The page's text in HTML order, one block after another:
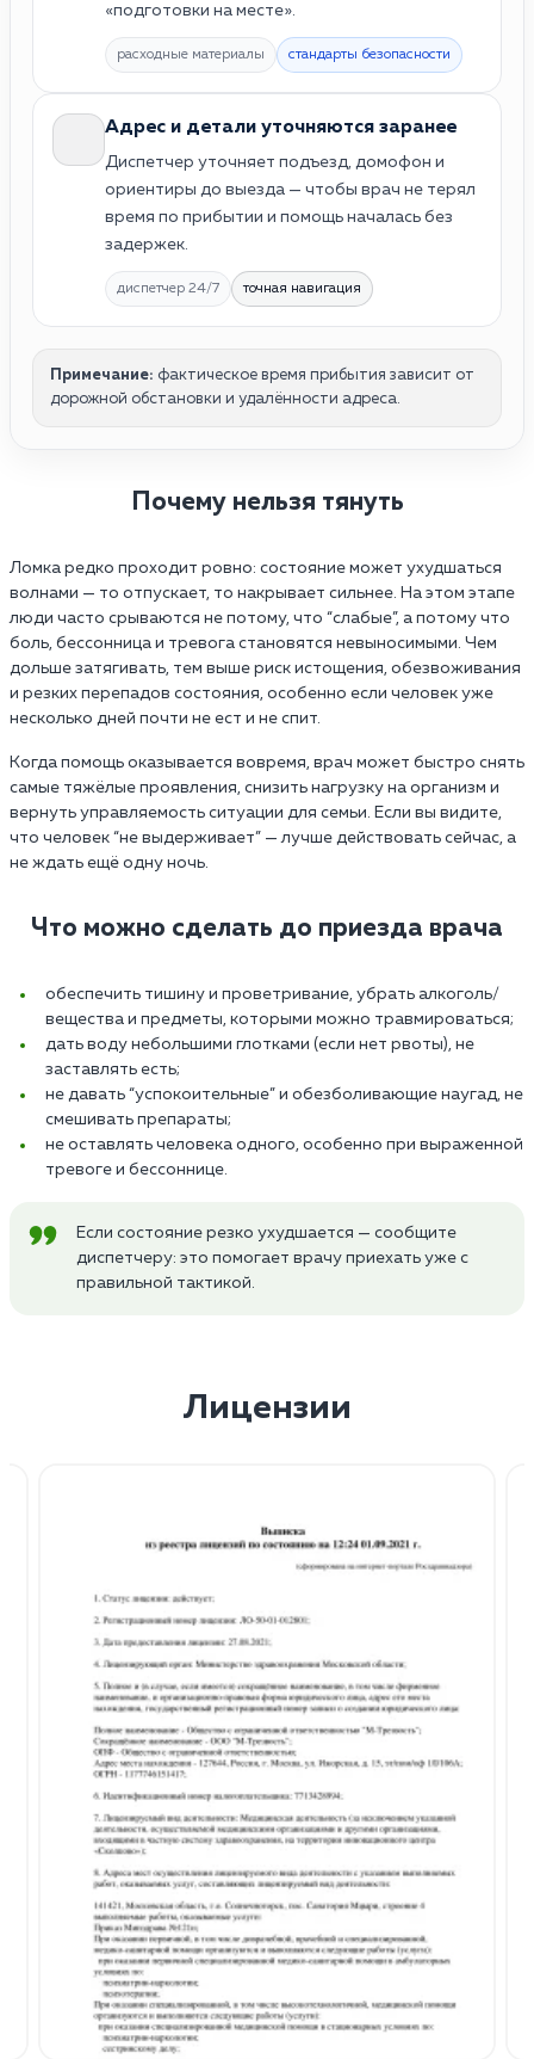
«подготовки на месте».
расходные материалы стандарты безопасности
Адрес и детали уточняются заранее
Диспетчер уточняет подъезд, домофон и
ориентиры до выезда — чтобы врач не терял
время по прибытии и помощь началась без
задержек.
диспетчер 24/7 точная навигация
Примечание: фактическое время прибытия зависит от
дорожной обстановки и удалённости адреса.
Почему нельзя тянуть
Ломка редко проходит ровно: состояние может ухудшаться
волнами — то отпускает, то накрывает сильнее. На этом этапе
люди часто срываются не потому, что “слабые”, а потому что
боль, бессонница и тревога становятся невыносимыми. Чем
дольше затягивать, тем выше риск истощения, обезвоживания
и резких перепадов состояния, особенно если человек уже
несколько дней почти не ест и не спит.
Когда помощь оказывается вовремя, врач может быстро снять
самые тяжёлые проявления, снизить нагрузку на организм и
вернуть управляемость ситуации для семьи. Если вы видите,
что человек “не выдерживает” — лучше действовать сейчас, а
не ждать ещё одну ночь.
Что можно сделать до приезда врача
обеспечить тишину и проветривание, убрать алкоголь/
вещества и предметы, которыми можно травмироваться;
дать воду небольшими глотками (если нет рвоты), не
заставлять есть;
не давать “успокоительные” и обезболивающие наугад, не
смешивать препараты;
не оставлять человека одного, особенно при выраженной
тревоге и бессоннице.
Если состояние резко ухудшается — сообщите
диспетчеру: это помогает врачу приехать уже с
правильной тактикой.
Лицензии